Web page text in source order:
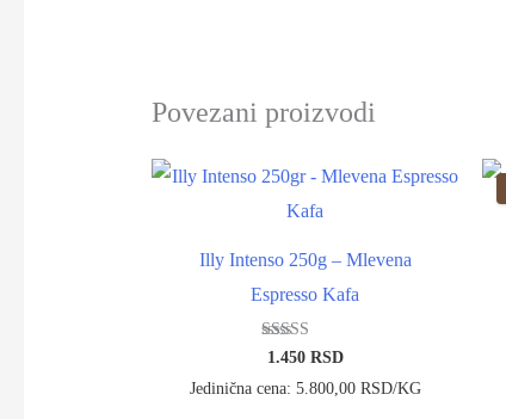
Povezani proizvodi
Illy Intenso 250g – Mlevena
Espresso Kafa
Ocenjeno sa
od 5
1.450 RSD
Jedinična cena: 5.800,00 RSD/KG